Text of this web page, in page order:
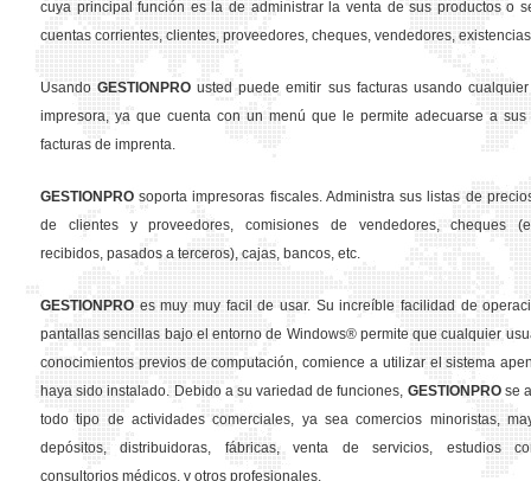
cuya principal función es la de administrar la venta de sus productos o
cuentas corrientes, clientes, proveedores, cheques, vendedores,
Usando GESTION PRO usted puede emitir sus facturas usando
impresora, ya que cuenta con un menú que le permite adecuarse a sus
facturas de imprenta.
GESTION PRO soporta impresoras fiscales. Administra sus listas de
de clientes y proveedores, comisiones de vendedores, cheques
recibidos, pasados a terceros), cajas, bancos, etc.
GESTION PRO es muy muy facil de usar. Su increíble facilidad de
pantallas sencillas bajo el entorno de Windows® permite que cualquier
conocimientos previos de computación, comience a utilizar el sistema
haya sido instalado. Debido a su variedad de funciones, GESTION PROse
todo tipo de actividades comerciales, ya sea comercios minoristas,
depósitos, distribuidoras, fábricas, venta de servicios, estudios
consultorios médicos, y otros profesionales.